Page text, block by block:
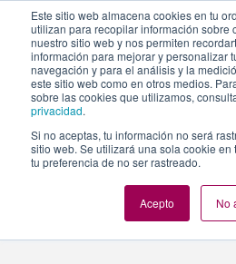
Este sitio web almacena cookies en tu
utilizan para recopilar información sobre
nuestro sitio web y nos permiten
información para mejorar y personalizar
navegación y para el análisis y la
este sitio web como en otros medios.
sobre las cookies que utilizamos,
privacidad.
Si no aceptas, tu información no será
sitio web. Se utilizará una sola cookie
tu preferencia de no ser rastreado.
Acepto No
https://www.evento.love/blog/
brindis-de-empresa/catering-
Catering y Mesas
un brindis de empresa»catering-